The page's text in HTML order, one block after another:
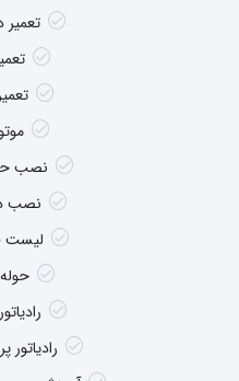
نصب
نصب
لیست
رادیاتور